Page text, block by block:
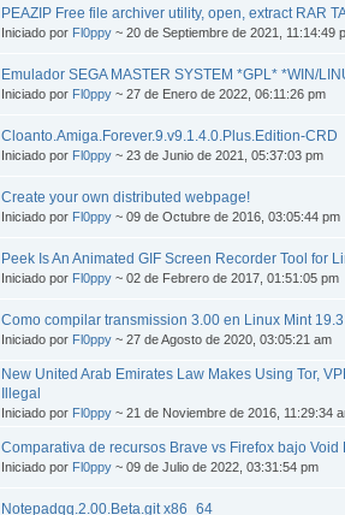
PEAZIP Free file archiver utility, open, extract RAR
Iniciado por Fl0ppy ~ 20 de Septiembre de 2021, 11:14:49
Emulador SEGA MASTER SYSTEM *GPL* *WIN/
Iniciado por Fl0ppy ~ 27 de Enero de 2022, 06:11:26 pm
Cloanto.Amiga.Forever.9.v9.1.4.0.Plus.Edition-CRD
Iniciado por Fl0ppy ~ 23 de Junio de 2021, 05:37:03 pm
Create your own distributed webpage!
Iniciado por Fl0ppy ~ 09 de Octubre de 2016, 03:05:44 pm
Peek Is An Animated GIF Screen Recorder Tool for
Iniciado por Fl0ppy ~ 02 de Febrero de 2017, 01:51:05 pm
Como compilar transmission 3.00 en Linux Mint
Iniciado por Fl0ppy ~ 27 de Agosto de 2020, 03:05:21 am
New United Arab Emirates Law Makes Using Tor,
Illegal
Iniciado por Fl0ppy ~ 21 de Noviembre de 2016, 11:29:34
Comparativa de recursos Brave vs Firefox bajo
Iniciado por Fl0ppy ~ 09 de Julio de 2022, 03:31:54 pm
Notepadqq.2.00.Beta.git x86_64